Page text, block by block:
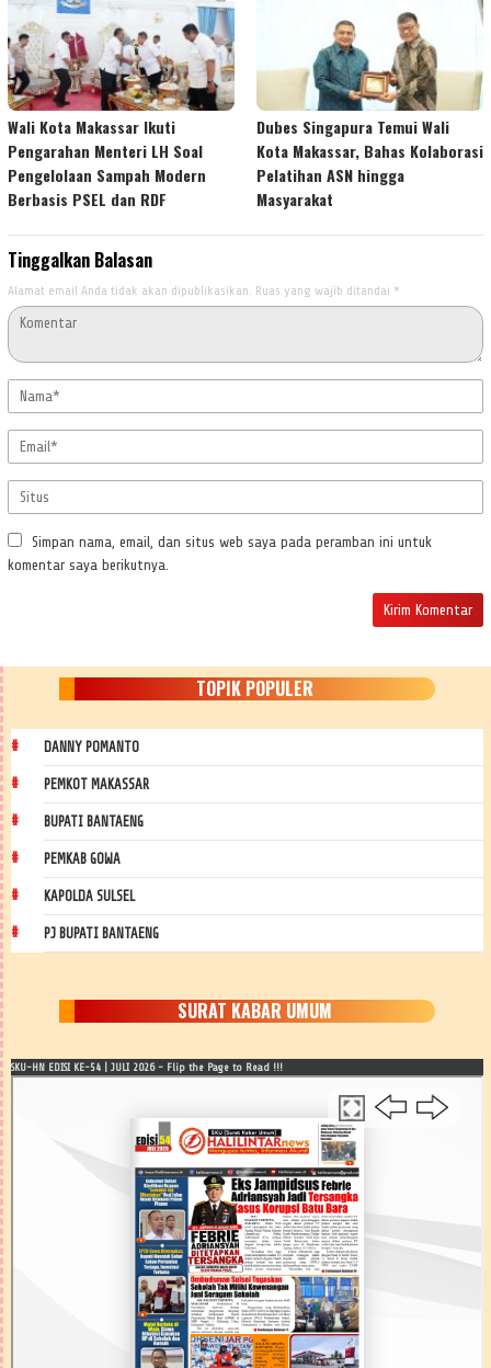
Wali Kota Makassar Ikuti
Pengarahan Menteri LH Soal
Pengelolaan Sampah Modern
Berbasis PSEL dan RDF
Dubes Singapura Temui Wali
Kota Makassar, Bahas Kolaborasi
Pelatihan ASN hingga
Masyarakat
Tinggalkan Balasan
Alamat email Anda tidak akan dipublikasikan. Ruas yang wajib ditandai *
Simpan nama, email, dan situs web saya pada peramban ini untuk
komentar saya berikutnya.
TOPIK POPULER
DANNY POMANTO
PEMKOT MAKASSAR
BUPATI BANTAENG
PEMKAB GOWA
KAPOLDA SULSEL
PJ BUPATI BANTAENG
SURAT KABAR UMUM
SKU-HN EDISI KE-54 | JULI 2026 - Flip the Page to Read !!!